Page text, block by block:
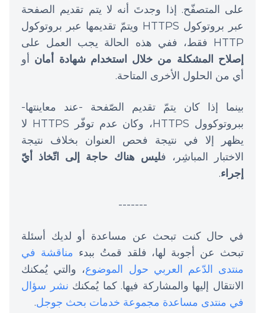
على المتصفّح. إذا وجدتَ أنه لا يتم تقديم الصفحة
عبر بروتوكول HTTPS ويتمّ تقديمها عبر بروتوكول
HTTP فقط، ففي هذه الحالة يجب العمل على
إصلاح المشكلة من خلال استخدام شهادة أمان أو
أي من الحلول الأخرى المتاحة.
بينما إذا كان يتمّ تقديم الصّفحة -عند معاينتها-
ببروتوكوول HTTPS، وكان عدم توفّر HTTPS لا
يظهر إلا في نتيجة فحص العنوان بخلاف نتيجة
الاختبار المباشِر، فليس هناك حاجة إلى اتّخاذ أيّ
إجراء.
-------
في حال كنت تبحث عن مساعدة أو لديك أسئلة
تبحث عن أجوبة لها، فلقد قمتُ ببدء مناقشة في
منتدى الدّعم العربي حول الموضوع، والتي يُمكنك
الانتقال إليها والمشاركة فيها. كما يُمكنك نشر سؤال
في منتدى مساعدة مجموعة خدمات بحث جوجل.